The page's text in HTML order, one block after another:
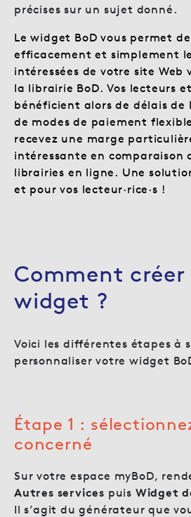
précises sur un sujet donné.
Le widget BoD vous permet
efficacement et simplement
intéressées de votre site Web
la librairie BoD. Vos lecteurs
bénéficient alors de délais de
de modes de paiement
recevez une marge
intéressante en comparaison
librairies en ligne. Une
et pour vos lecteur·rice·s !
Comment créer
widget ?
Voici les différentes étapes à
personnaliser votre widget
Étape 1 :
concerné
Sur votre espace myBoD,
Autres services puis Widget
Il s’agit du générateur que